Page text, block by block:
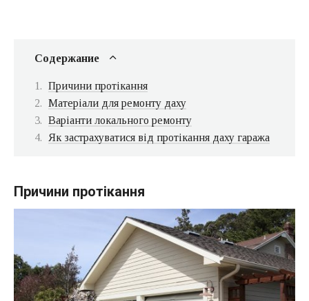
Содержание
Причини протікання
Матеріали для ремонту даху
Варіанти локального ремонту
Як застрахуватися від протікання даху гаража
Причини протікання